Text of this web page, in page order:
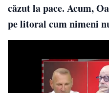
căzut la pace. Acum,
pe litoral cum nimeni